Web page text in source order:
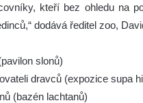
kteří bez ohledu na
dodává ředitel zoo,
slonů)
dravců (expozice supa
(bazén lachtanů)